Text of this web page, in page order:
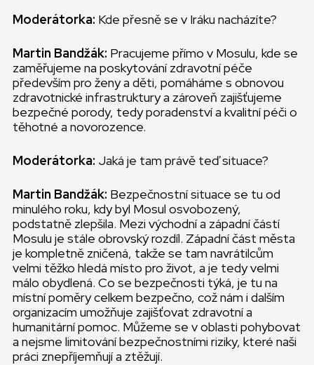
Moderátorka: Kde přesně se v Iráku nacházíte?
Martin Bandžák: Pracujeme přímo v Mosulu, kde se
zaměřujeme na poskytování zdravotní péče
především pro ženy a děti, pomáháme s obnovou
zdravotnické infrastruktury a zároveň zajišťujeme
bezpečné porody, tedy poradenství a kvalitní péči o
těhotné a novorozence.
Moderátorka: Jaká je tam právě teď situace?
Martin Bandžák: Bezpečnostní situace se tu od
minulého roku, kdy byl Mosul osvobozený,
podstatně zlepšila. Mezi východní a západní částí
Mosulu je stále obrovský rozdíl. Západní část města
je kompletně zničená, takže se tam navrátilcům
velmi těžko hledá místo pro život, a je tedy velmi
málo obydlená. Co se bezpečnosti týká, je tu na
místní poměry celkem bezpečno, což nám i dalším
organizacím umožňuje zajišťovat zdravotní a
humanitární pomoc. Můžeme se v oblasti pohybovat
a nejsme limitování bezpečnostními riziky, které naši
práci znepříjemňují a ztěžují.